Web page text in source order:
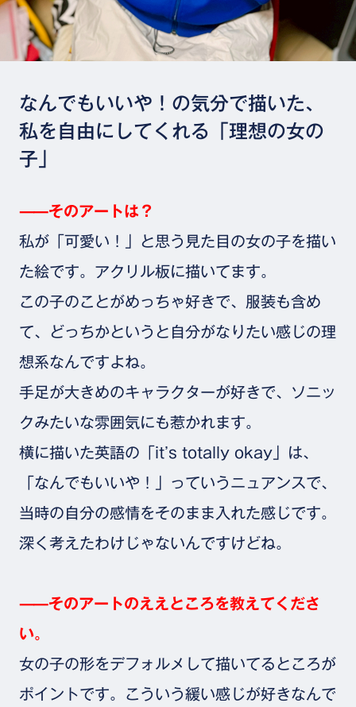
なんでもいいや！の気分で描いた、
私を自由にしてくれる「理想の女の
子」
⸺そのアートは？
私が「可愛い！」と思う見た目の女の子を描い
た絵です。アクリル板に描いてます。
この子のことがめっちゃ好きで、服装も含め
て、どっちかというと自分がなりたい感じの理
想系なんですよね。
手足が大きめのキャラクターが好きで、ソニッ
クみたいな雰囲気にも惹かれます。
横に描いた英語の「it’s totally okay」は、
「なんでもいいや！」っていうニュアンスで、
当時の自分の感情をそのまま入れた感じです。
深く考えたわけじゃないんですけどね。
⸺そのアートのええところを教えてくださ
い。
女の子の形をデフォルメして描いてるところが
ポイントです。こういう緩い感じが好きなんで